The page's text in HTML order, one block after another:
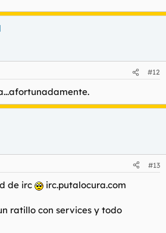
#12
#13
de irc irc.putalocura.com
ratillo con services y todo